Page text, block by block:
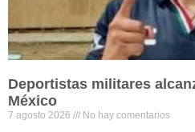
Deportistas militares
México
7 agosto 2026 No hay comentarios